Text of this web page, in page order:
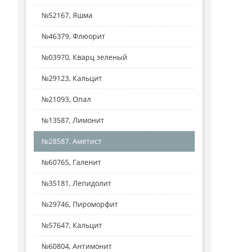
№52167, Яшма
№46379, Флюорит
№03970, Кварц зеленый
№29123, Кальцит
№21093, Опал
№13587, Лимонит
№28587, Аметист
№60765, Галенит
№35181, Лепидолит
№29746, Пироморфит
№57647, Кальцит
№60804, Антимонит